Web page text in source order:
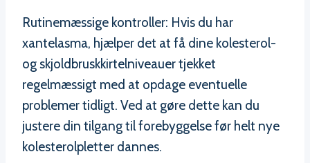
Rutinemæssige kontroller: Hvis du har
xantelasma, hjælper det at få dine kolesterol-
og skjoldbruskkirtelniveauer tjekket
regelmæssigt med at opdage eventuelle
problemer tidligt. Ved at gøre dette kan du
justere din tilgang til forebyggelse før helt nye
kolesterolpletter dannes.